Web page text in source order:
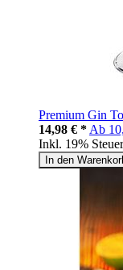
Premium Gin
14,98 € * Ab
Inkl. 19%
In den